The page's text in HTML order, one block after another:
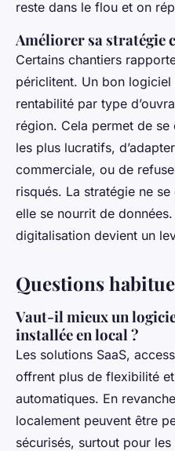
reste dans le flou et on
Améliorer sa stratégie
Certains chantiers
périclitent. Un bon
rentabilité par type
région. Cela permet de
les plus lucratifs,
commerciale, ou de
risqués. La stratégie ne
elle se nourrit de données.
digitalisation devient un
Questions
Vaut-il mieux un
installée en local ?
Les solutions SaaS,
offrent plus de flexibilité
automatiques. En
localement peuvent être
sécurisés, surtout pour